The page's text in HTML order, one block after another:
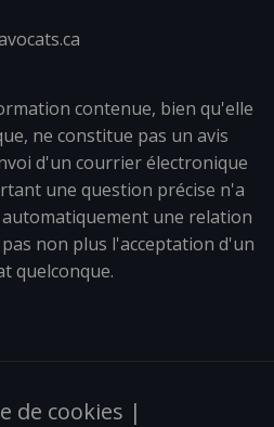
contenue, bien qu'elle
ne constitue pas un avis
d'un courrier électronique
une question précise n'a
une relation
non plus l'acceptation d'un
quelconque.
de cookies |